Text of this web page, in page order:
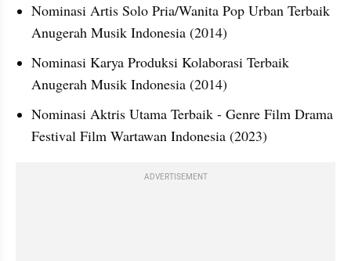
Nominasi Artis Solo Pria/Wanita Pop Urban Terbaik
Anugerah Musik Indonesia (2014)
Nominasi Karya Produksi Kolaborasi Terbaik
Anugerah Musik Indonesia (2014)
Nominasi Aktris Utama Terbaik - Genre Film Drama
Festival Film Wartawan Indonesia (2023)
ADVERTISEMENT